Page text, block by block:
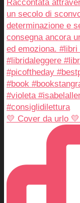
💛 Cover da urlo